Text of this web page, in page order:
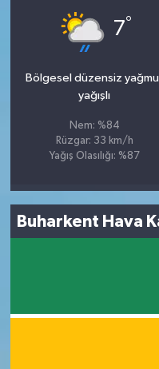
7°
Bölgesel düzensiz
yağışlı
Nem: %84
Rüzgar: 33 km/h
Yağış Olasılığı: %87
Buharkent Hava